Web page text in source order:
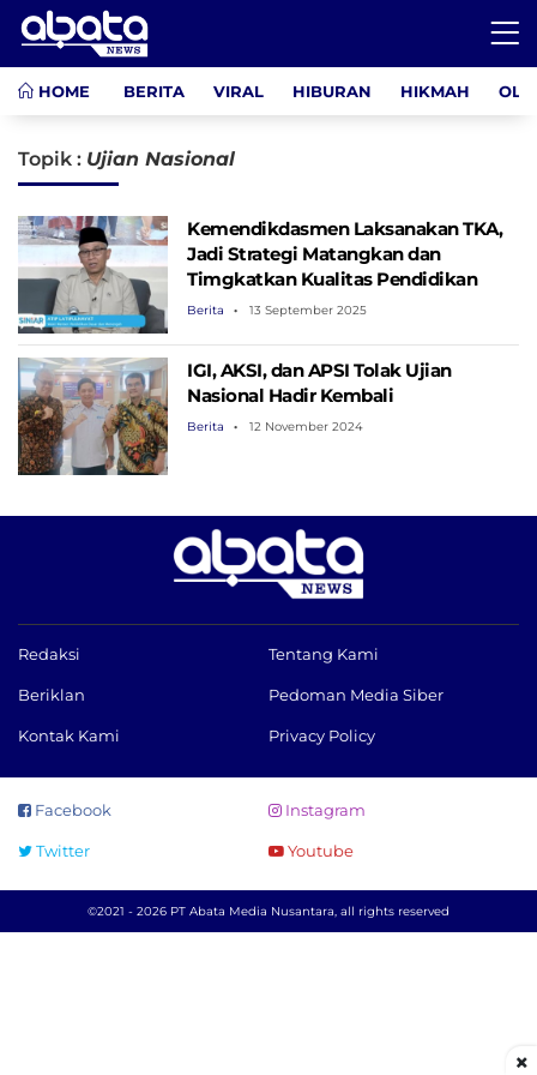
HOME BERITA VIRAL HIBURAN HIKMAH
Topik : Ujian Nasional
Kemendikdasmen Laksanakan TKA,
Jadi Strategi Matangkan dan
Timgkatkan Kualitas Pendidikan
Berita 13 September 2025
IGI, AKSI, dan APSI Tolak Ujian
Nasional Hadir Kembali
Berita 12 November 2024
Redaksi Tentang Kami
Beriklan Pedoman Media Siber
Kontak Kami Privacy Policy
Facebook Instagram
Twitter Youtube
©2021 - 2026 PT Abata Media Nusantara, all rights reserved
×